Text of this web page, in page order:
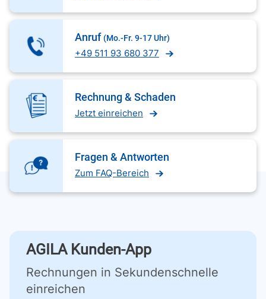
Anruf (Mo.-Fr. 9-17 Uhr)
+49 511 93 680 377
Rechnung & Schaden
Jetzt einreichen
Fragen & Antworten
Zum FAQ-Bereich
AGILA Kunden-App
Rechnungen in Sekundenschnelle
einreichen